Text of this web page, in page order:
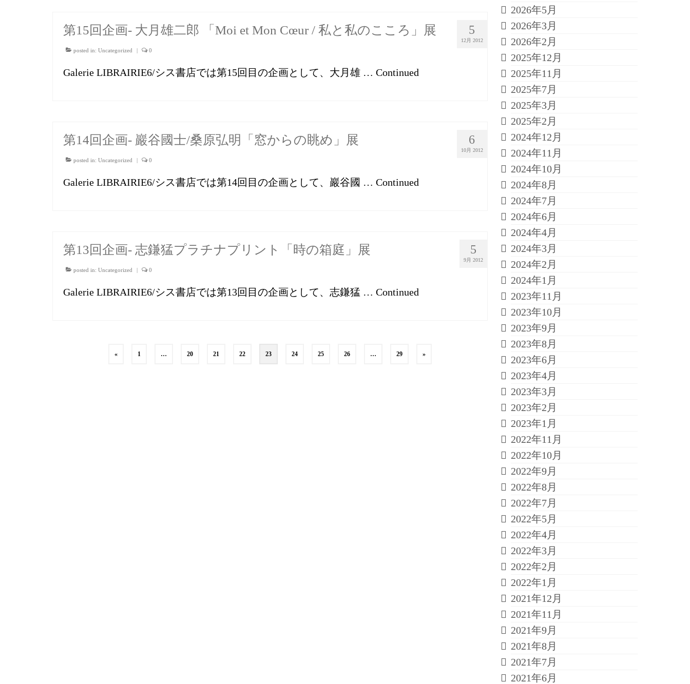
5
12月 2012
第15回企画- 大月雄二郎 「Moi et Mon Cœur / 私と私のこころ」展
posted in: Uncategorized | 0
Galerie LIBRAIRIE6/シス書店では第15回目の企画として、大月雄 … Continued
6
10月 2012
第14回企画- 巖谷國士/桑原弘明「窓からの眺め」展
posted in: Uncategorized | 0
Galerie LIBRAIRIE6/シス書店では第14回目の企画として、巖谷國 … Continued
5
9月 2012
第13回企画- 志鎌猛プラチナプリント「時の箱庭」展
posted in: Uncategorized | 0
Galerie LIBRAIRIE6/シス書店では第13回目の企画として、志鎌猛 … Continued
« 1 … 20 21 22 23 24 25 26 … 29 »
2026年5月
2026年3月
2026年2月
2025年12月
2025年11月
2025年7月
2025年3月
2025年2月
2024年12月
2024年11月
2024年10月
2024年8月
2024年7月
2024年6月
2024年4月
2024年3月
2024年2月
2024年1月
2023年11月
2023年10月
2023年9月
2023年8月
2023年6月
2023年4月
2023年3月
2023年2月
2023年1月
2022年11月
2022年10月
2022年9月
2022年8月
2022年7月
2022年5月
2022年4月
2022年3月
2022年2月
2022年1月
2021年12月
2021年11月
2021年9月
2021年8月
2021年7月
2021年6月